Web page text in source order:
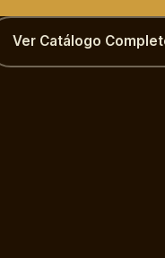
Ver Catálogo